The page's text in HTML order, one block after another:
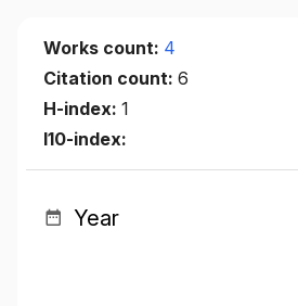
Works count: 4
Citation count: 6
H-index: 1
I10-index:
Year